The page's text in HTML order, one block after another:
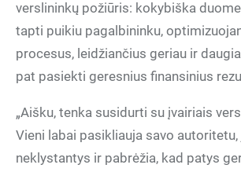
verslininkų požiūris: kokybiška
tapti puikiu pagalbininku,
procesus, leidžiančius geriau ir
pat pasiekti geresnius finansinius
„Aišku, tenka susidurti su įvairiais
Vieni labai pasikliauja savo autoritetu,
neklystantys ir pabrėžia, kad patys